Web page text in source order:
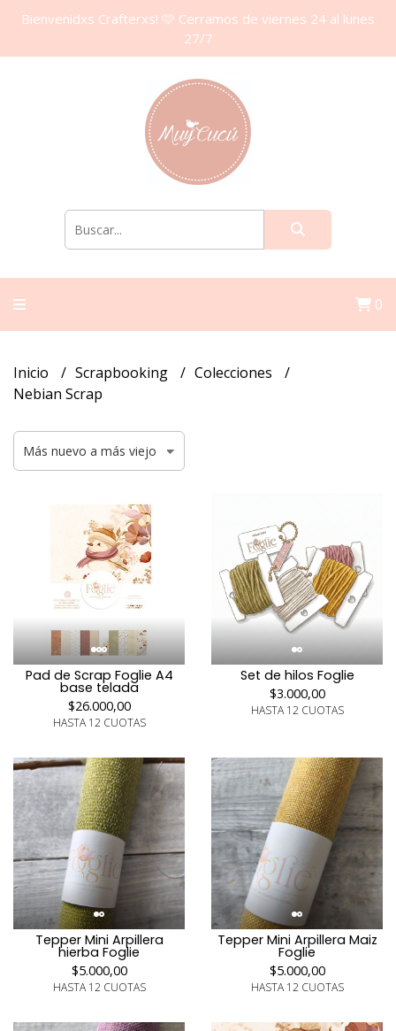
Bienvenidxs Crafterxs! 🩷 Cerramos de viernes 24 al lunes
27/7
0
Inicio Scrapbooking
Colecciones
Nebian Scrap
Pad de Scrap Foglie A4
base telada
$26.000,00
HASTA 12 CUOTAS
Set de hilos Foglie
$3.000,00
HASTA 12 CUOTAS
Tepper Mini Arpillera
hierba Foglie
$5.000,00
HASTA 12 CUOTAS
Tepper Mini Arpillera Maiz
Foglie
$5.000,00
HASTA 12 CUOTAS